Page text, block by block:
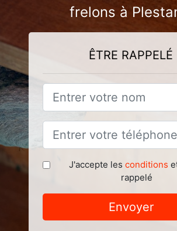
frelons à
ÊTRE RAPPELÉ
J'accepte les conditions
rappelé
Envoyer